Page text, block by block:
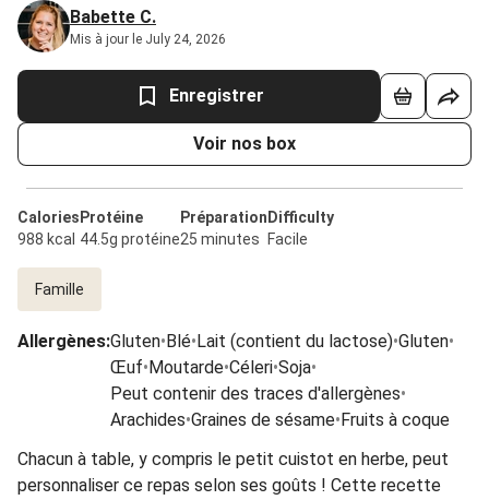
Babette C.
Mis à jour le July 24, 2026
Enregistrer
Voir nos box
Calories
988 kcal
Protéine
44.5g protéine
Préparation
25 minutes
Difficulty
Facile
Famille
Allergènes:Gluten•Blé•Lait (contient du lactose)•Gluten•
Œuf•Moutarde•Céleri•Soja•
Peut contenir des traces d'allergènes•
Arachides•Graines de sésame•Fruits à coque
Chacun à table, y compris le petit cuistot en herbe, peut
personnaliser ce repas selon ses goûts ! Cette recette